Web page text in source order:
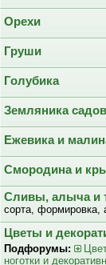
Орехи
Груши
Голубика
Земляника
Ежевика и
Смородина и
Сливы, алыча и
сорта, формировка,
Цветы и
Подфорумы:
ноготки и